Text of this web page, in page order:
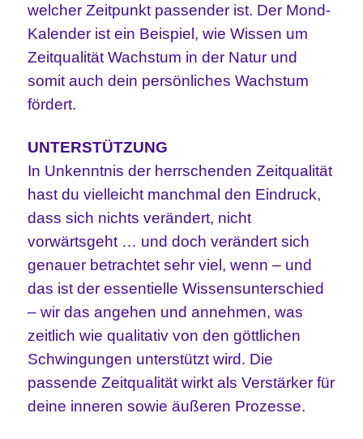
welcher Zeitpunkt passender ist. Der Mond-
Kalender ist ein Beispiel, wie Wissen um
Zeitqualität Wachstum in der Natur und
somit auch dein persönliches Wachstum
fördert.
UNTERSTÜTZUNG
In Unkenntnis der herrschenden Zeitqualität
hast du vielleicht manchmal den Eindruck,
dass sich nichts verändert, nicht
vorwärtsgeht … und doch verändert sich
genauer betrachtet sehr viel, wenn – und
das ist der essentielle Wissensunterschied
– wir das angehen und annehmen, was
zeitlich wie qualitativ von den göttlichen
Schwingungen unterstützt wird. Die
passende Zeitqualität wirkt als Verstärker für
deine inneren sowie äußeren Prozesse.